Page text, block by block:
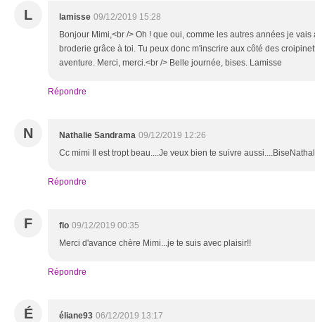
L lamisse 09/12/2019 15:28
Bonjour Mimi,<br /> Oh ! que oui, comme les autres années je
broderie grâce à toi. Tu peux donc m'inscrire aux côté des
aventure. Merci, merci.<br /> Belle journée, bises. Lamisse
Répondre
N Nathalie Sandrama 09/12/2019 12:26
Cc mimi Il est tropt beau....Je veux bien te suivre
Répondre
F flo 09/12/2019 00:35
Merci d'avance chère Mimi...je te suis avec plaisir!!
Répondre
É éliane93 06/12/2019 13:17